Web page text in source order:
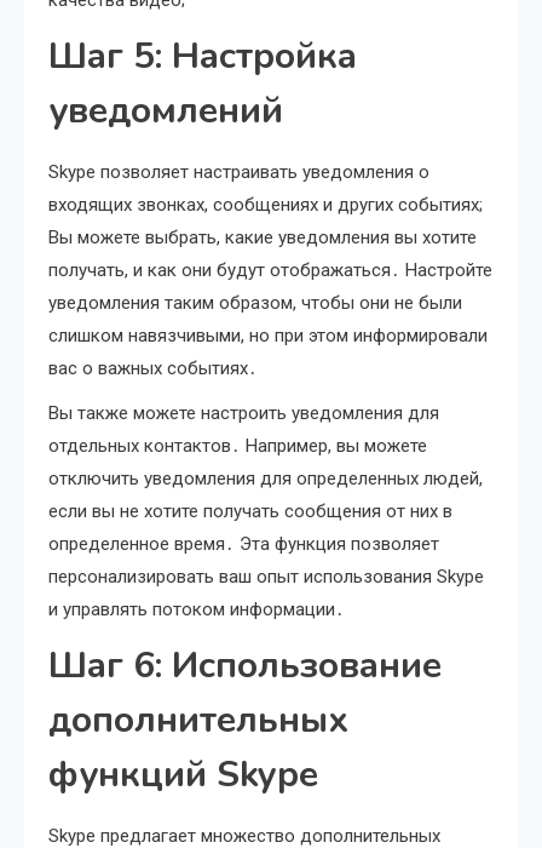
Шаг 5: Настройка
уведомлений
Skype позволяет настраивать уведомления о
входящих звонках, сообщениях и других событиях;
Вы можете выбрать, какие уведомления вы хотите
получать, и как они будут отображаться․ Настройте
уведомления таким образом, чтобы они не были
слишком навязчивыми, но при этом информировали
вас о важных событиях․
Вы также можете настроить уведомления для
отдельных контактов․ Например, вы можете
отключить уведомления для определенных людей,
если вы не хотите получать сообщения от них в
определенное время․ Эта функция позволяет
персонализировать ваш опыт использования Skype
и управлять потоком информации․
Шаг 6: Использование
дополнительных
функций Skype
Skype предлагает множество дополнительных